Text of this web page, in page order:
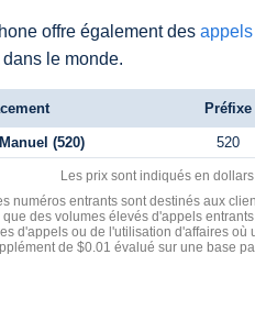
offre également des
dans le monde.
Préfixe
(520) 520
Les prix sont indiqués en
numéros entrants sont destinés aux
des volumes élevés d'appels
d'appels ou de l'utilisation d'affaires
de $0.01 évalué sur une base